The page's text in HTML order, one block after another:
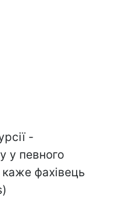
-
у певного
каже фахівець